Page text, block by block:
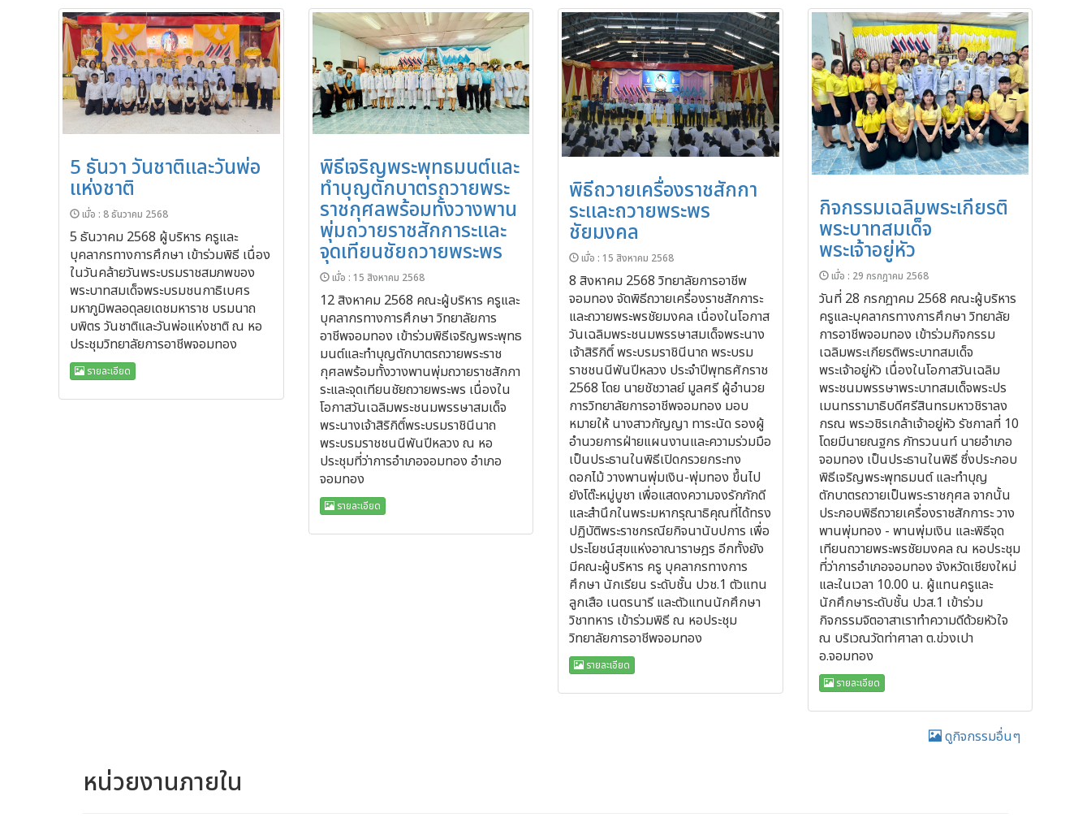
5 ธันวา วันชาติและวันพ่อ
แห่งชาติ
เมื่อ : 8 ธันวาคม 2568
5 ธันวาคม 2568 ผู้บริหาร ครูและ
บุคลากรทางการศึกษา เข้าร่วมพิธี เนื่อง
ในวันคล้ายวันพระบรมราชสมภพของ
พระบาทสมเด็จพระบรมชนกาธิเบศร
มหาภูมิพลอดุลยเดชมหาราช บรมนาถ
บพิตร วันชาติและวันพ่อแห่งชาติ ณ หอ
ประชุมวิทยาลัยการอาชีพจอมทอง
รายละเอียด
พิธีเจริญพระพุทธมนต์และ
ทำบุญตักบาตรถวายพระ
ราชกุศลพร้อมทั้งวางพาน
พุ่มถวายราชสักการะและ
จุดเทียนชัยถวายพระพร
เมื่อ : 15 สิงหาคม 2568
12 สิงหาคม 2568 คณะผู้บริหาร ครูและ
บุคลากรทางการศึกษา วิทยาลัยการ
อาชีพจอมทอง เข้าร่วมพิธีเจริญพระพุทธ
มนต์และทำบุญตักบาตรถวายพระราช
กุศลพร้อมทั้งวางพานพุ่มถวายราชสักกา
ระและจุดเทียนชัยถวายพระพร เนื่องใน
โอกาสวันเฉลิมพระชนมพรรษาสมเด็จ
พระนางเจ้าสิริกิติ์พระบรมราชินีนาถ
พระบรมราชชนนีพันปีหลวง ณ หอ
ประชุมที่ว่าการอำเภอจอมทอง อำเภอ
จอมทอง
รายละเอียด
พิธีถวายเครื่องราชสักกา
ระและถวายพระพร
ชัยมงคล
เมื่อ : 15 สิงหาคม 2568
8 สิงหาคม 2568 วิทยาลัยการอาชีพ
จอมทอง จัดพิธีถวายเครื่องราชสักการะ
และถวายพระพรชัยมงคล เนื่องในโอกาส
วันเฉลิมพระชนมพรรษาสมเด็จพระนาง
เจ้าสิริกิติ์ พระบรมราชินีนาถ พระบรม
ราชชนนีพันปีหลวง ประจำปีพุทธศักราช
2568 โดย นายชัชวาลย์ มูลศรี ผู้อำนวย
การวิทยาลัยการอาชีพจอมทอง มอบ
หมายให้ นางสาวกัญญา ทาระนัด รองผู้
อำนวยการฝ่ายแผนงานและความร่วมมือ
เป็นประธานในพิธีเปิดกรวยกระทง
ดอกไม้ วางพานพุ่มเงิน-พุ่มทอง ขึ้นไป
ยังโต๊ะหมู่บูชา เพื่อแสดงความจงรักภักดี
และสำนึกในพระมหากรุณาธิคุณที่ได้ทรง
ปฏิบัติพระราชกรณียกิจนานับปการ เพื่อ
ประโยชน์สุขแห่งอาณาราษฎร อีกทั้งยัง
มีคณะผู้บริหาร ครู บุคลากรทางการ
ศึกษา นักเรียน ระดับชั้น ปวช.1 ตัวแทน
ลูกเสือ เนตรนารี และตัวแทนนักศึกษา
วิชาทหาร เข้าร่วมพิธี ณ หอประชุม
วิทยาลัยการอาชีพจอมทอง
รายละเอียด
กิจกรรมเฉลิมพระเกียรติ
พระบาทสมเด็จ
พระเจ้าอยู่หัว
เมื่อ : 29 กรกฎาคม 2568
วันที่ 28 กรกฎาคม 2568 คณะผู้บริหาร
ครูและบุคลากรทางการศึกษา วิทยาลัย
การอาชีพจอมทอง เข้าร่วมกิจกรรม
เฉลิมพระเกียรติพระบาทสมเด็จ
พระเจ้าอยู่หัว เนื่องในโอกาสวันเฉลิม
พระชนมพรรษาพระบาทสมเด็จพระปร
เมนทรรามาธิบดีศรีสินทรมหาวชิราลง
กรณ พระวชิรเกล้าเจ้าอยู่หัว รัชกาลที่ 10
โดยมีนายณฐกร ภัทรวนนท์ นายอำเภอ
จอมทอง เป็นประธานในพิธี ซึ่งประกอบ
พิธีเจริญพระพุทธมนต์ และทำบุญ
ตักบาตรถวายเป็นพระราชกุศล จากนั้น
ประกอบพิธีถวายเครื่องราชสักการะ วาง
พานพุ่มทอง - พานพุ่มเงิน และพิธีจุด
เทียนถวายพระพรชัยมงคล ณ หอประชุม
ที่ว่าการอำเภอจอมทอง จังหวัดเชียงใหม่
และในเวลา 10.00 น. ผู้แทนครูและ
นักศึกษาระดับชั้น ปวส.1 เข้าร่วม
กิจกรรมจิตอาสาเราทำความดีด้วยหัวใจ
ณ บริเวณวัดท่าศาลา ต.ข่วงเปา
อ.จอมทอง
รายละเอียด
ดูกิจกรรมอื่นๆ
หน่วยงานภายใน